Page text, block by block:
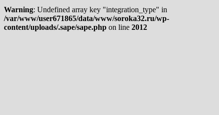
Warning: Undefined array key "integration_type" in
/var/www/user671865/data/www/soroka32.ru/wp-
content/uploads/.sape/sape.php on line 2012